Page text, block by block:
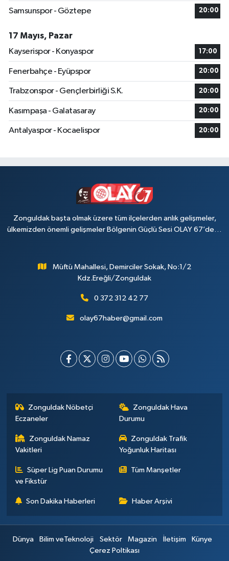
Samsunspor - Göztepe 20:00
17 Mayıs, Pazar
Kayserispor - Konyaspor
17:00
Fenerbahçe - Eyüpspor 20:00
Trabzonspor - Gençlerbirliği S.K. 20:00
Kasımpaşa - Galatasaray 20:00
Antalyaspor - Kocaelispor 20:00
Zonguldak başta olmak üzere tüm ilçelerden anlık gelişmeler,
ülkemizden önemli gelişmeler Bölgenin Güçlü Sesi OLAY 67’de…
Müftü Mahallesi, Demirciler Sokak, No:1/2
Kdz.Ereğli/Zonguldak
0 372 312 42 77
olay67haber@gmail.com
Zonguldak Nöbetçi
Eczaneler
Zonguldak Hava
Durumu
Zonguldak Namaz
Vakitleri
Zonguldak Trafik
Yoğunluk Haritası
Süper Lig Puan Durumu
ve Fikstür
Tüm Manşetler
Son Dakika Haberleri Haber Arşivi
Dünya Bilim veTeknoloji Sektör Magazin İletişim
Künye
Çerez Poltikası